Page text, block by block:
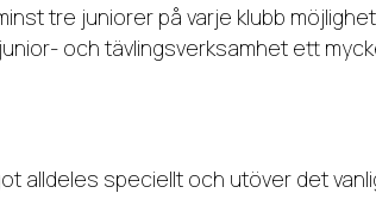
tre juniorer på varje klubb
och tävlingsverksamhet ett
alldeles speciellt och utöver det